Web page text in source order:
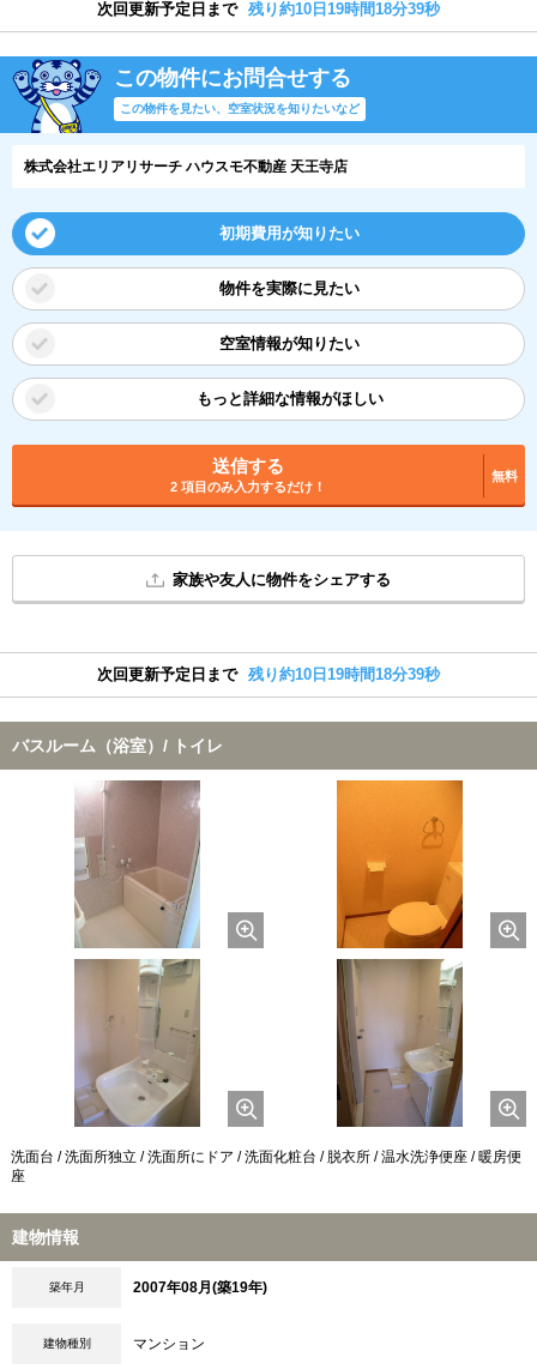
次回更新予定日まで 残り約10日19時間18分38秒
この物件にお問合せする
この物件を見たい、空室状況を知りたいなど
株式会社エリアリサーチ ハウスモ不動産 天王寺店
初期費用が知りたい
物件を実際に見たい
空室情報が知りたい
もっと詳細な情報がほしい
送信する
2 項目のみ入力するだけ！
無料
家族や友人に物件をシェアする
次回更新予定日まで 残り約10日19時間18分38秒
バスルーム（浴室）/ トイレ
洗面台 / 洗面所独立 / 洗面所にドア / 洗面化粧台 / 脱衣所 / 温水洗浄便座 / 暖房便
座
建物情報
築年月 2007年08月(築19年)
建物種別 マンション